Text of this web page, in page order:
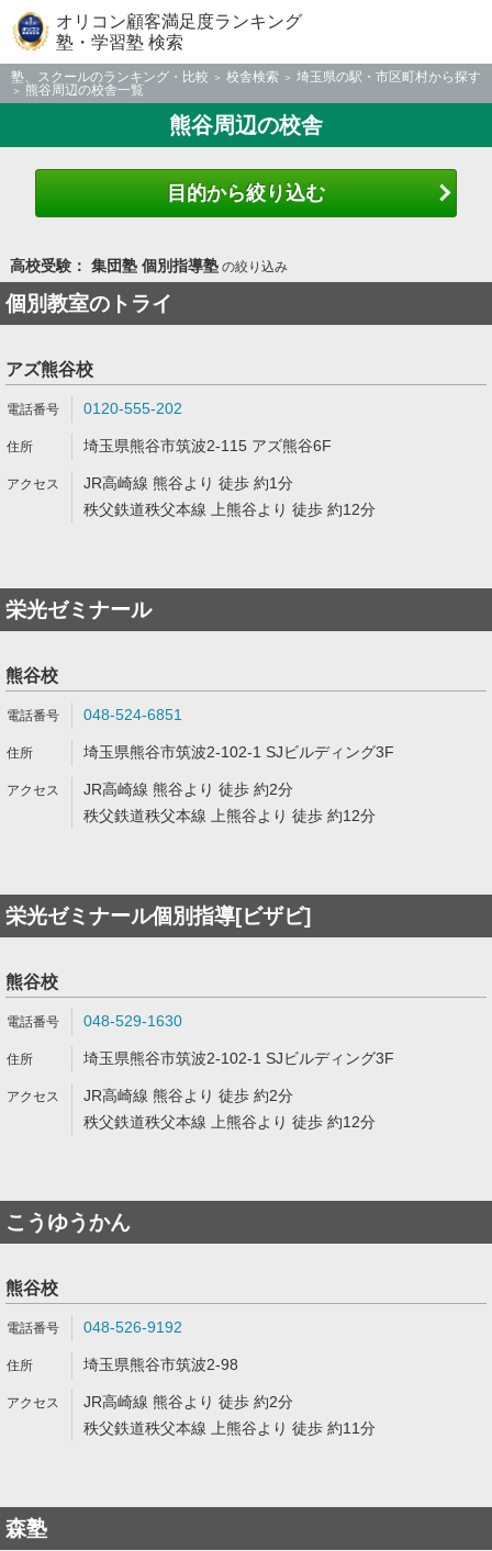
オリコン顧客満足度ランキング
塾・学習塾 検索
塾、スクールのランキング・比較 校舎検索
埼玉県の駅・市区町村から探す
熊谷周辺の校舎一覧
熊谷周辺の校舎
目的から絞り込む
高校受験： 集団塾 個別指導塾の絞り込み
個別教室のトライ
アズ熊谷校
0120-555-202
埼玉県熊谷市筑波2-115 アズ熊谷6F
JR高崎線 熊谷より 徒歩 約1分
秩父鉄道秩父本線 上熊谷より 徒歩 約12分
栄光ゼミナール
熊谷校
048-524-6851
埼玉県熊谷市筑波2-102-1 SJビルディング3F
JR高崎線 熊谷より 徒歩 約2分
秩父鉄道秩父本線 上熊谷より 徒歩 約12分
栄光ゼミナール個別指導[ビザビ]
熊谷校
048-529-1630
埼玉県熊谷市筑波2-102-1 SJビルディング3F
JR高崎線 熊谷より 徒歩 約2分
秩父鉄道秩父本線 上熊谷より 徒歩 約12分
こうゆうかん
熊谷校
048-526-9192
埼玉県熊谷市筑波2-98
JR高崎線 熊谷より 徒歩 約2分
秩父鉄道秩父本線 上熊谷より 徒歩 約11分
森塾